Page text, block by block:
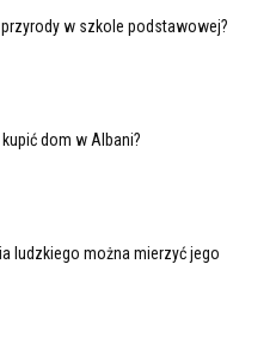
w szkole podstawowej?
dom w Albani?
ludzkiego można mierzyć jego